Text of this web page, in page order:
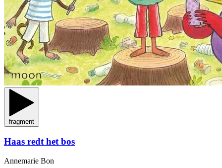
fragment
Haas redt het bos
Annemarie Bon